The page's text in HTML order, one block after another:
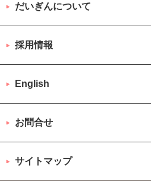
だいぎんについて
採用情報
English
お問合せ
サイトマップ